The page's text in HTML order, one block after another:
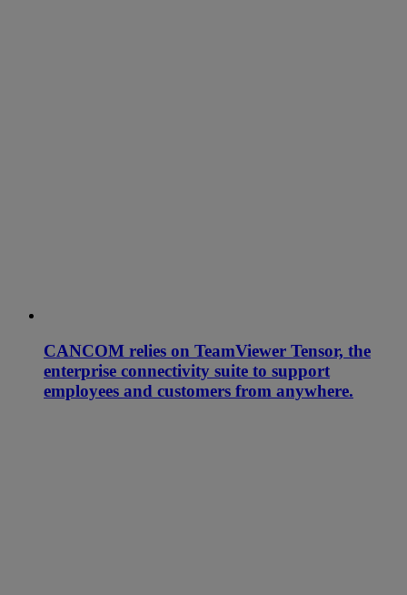
CANCOM relies on TeamViewer Tensor, the
enterprise connectivity suite to support
employees and customers from anywhere.